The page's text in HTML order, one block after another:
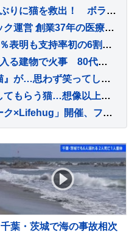
大地震の瓦礫下から3週間ぶりに猫を救出！ ボランティア学生が救助活動に協力 ベネズエラ
【倒産情報】歯科クリニック運営 創業37年の医療法人「社団友志会」ら破産開始決定 ピーク時は5.8億円を超える売上高を計上も…競合激化や借入負担増の影響で赤字に 熊本市【東京商工リサーチ】
“高市総理の悲願”消費税1％表明も支持率初の6割切り…「賛成52%」の波紋 皇室典範めぐる政府説明にも不満「6割超」【8月JNN世論調査解説】
3階建ての飲食店と住宅が入る建物で火事 80代女性が死亡 2階の部屋に住む親子と連絡取れず 東京・大田区
朝起きると、目の前で『猫』が…思わず笑ってしまう『まさかの光景』に２万いいね「眠気も吹っ飛ぶねｗ」「よっ！て感じでかわいいｗ」
ひざの上で『爪切り』をしてもらう猫…想像以上に大人しすぎる『驚きの光景』が20万再生「まったく動かないだとｗ」「めちゃくちゃ可愛い」
大阪府大東市で「諸福ジーク×Lifehug」開催、ファッションテーマの体験型イベント
千葉・茨城で海の事故相次